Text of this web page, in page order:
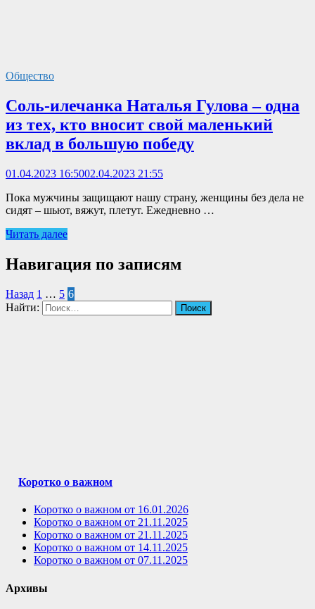
Общество
Соль-илечанка Наталья Гулова – одна
из тех, кто вносит свой маленький
вклад в большую победу
01.04.2023 16:5002.04.2023 21:55
Пока мужчины защищают нашу страну, женщины без дела не
сидят – шьют, вяжут, плетут. Ежедневно …
Читать далее
Навигация по записям
Назад 1 … 5 6
Найти:
Коротко о важном
Коротко о важном от 16.01.2026
Коротко о важном от 21.11.2025
Коротко о важном от 21.11.2025
Коротко о важном от 14.11.2025
Коротко о важном от 07.11.2025
Архивы